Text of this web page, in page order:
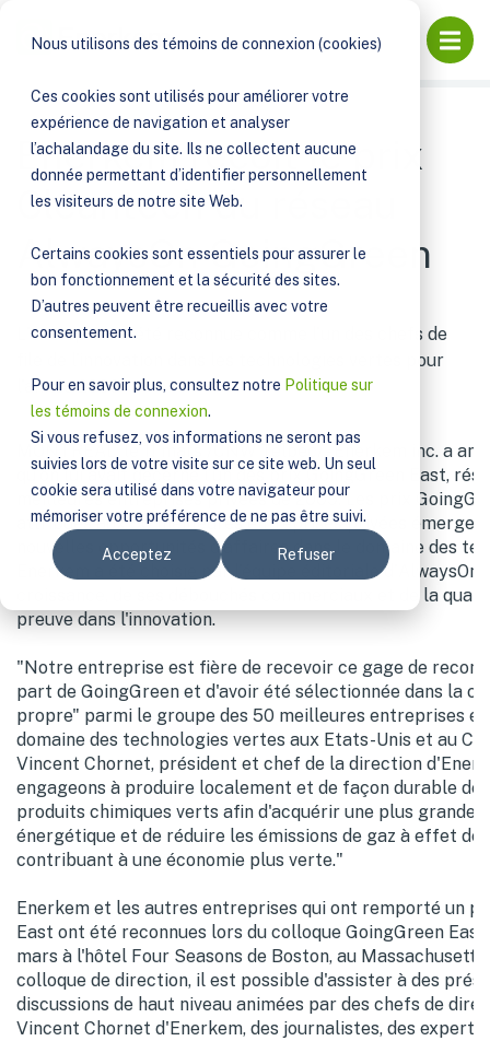
Nous utilisons des témoins de connexion (cookies)
Ces cookies sont utilisés pour améliorer votre
expérience de navigation et analyser
l’achalandage du site. Ils ne collectent aucune
donnée permettant d’identifier personnellement
les visiteurs de notre site Web.
Certains cookies sont essentiels pour assurer le
bon fonctionnement et la sécurité des sites.
D’autres peuvent être recueillis avec votre
consentement.
Pour en savoir plus, consultez notre Politique sur
les témoins de connexion.
Si vous refusez, vos informations ne seront pas
suivies lors de votre visite sur ce site web. Un seul
cookie sera utilisé dans votre navigateur pour
mémoriser votre préférence de ne pas être suivi.
Acceptez Refuser
ENERKEM REÇOIT LE PRIX CLEANTECH DU RÉSEAU
Enerkem reçoit le prix
Cleantech du réseau
AlwaysOn GoingGreen
L'entreprise a été reconnue comme l'un des chefs de
file de l'innovation dans les technologies vertes pour
l'année 2009
MONTREAL, le 11 mars /CNW Telbec/ - Enerkem inc. a
qu'on lui avait décerné l'un des prix GoingGreen East,
meilleures entreprises privées de 2009. Les prix
attribués aux 50 meilleures entreprises privées
nouvelles opportunités d'affaires dans le domaine des
Enerkem a été choisie par l'équipe éditoriale
croissance, de ses débouchés commerciaux et de la
preuve dans l'innovation.
"Notre entreprise est fière de recevoir ce gage de
part de GoingGreen et d'avoir été sélectionnée dans la
propre" parmi le groupe des 50 meilleures entreprises
domaine des technologies vertes aux Etats-Unis et au
Vincent Chornet, président et chef de la direction
engageons à produire localement et de façon durable
produits chimiques verts afin d'acquérir une plus grande
énergétique et de réduire les émissions de gaz à effet de
contribuant à une économie plus verte."
Enerkem et les autres entreprises qui ont remporté un
East ont été reconnues lors du colloque GoingGreen
mars à l'hôtel Four Seasons de Boston, au
colloque de direction, il est possible d'assister à des
discussions de haut niveau animées par des chefs de
Vincent Chornet d'Enerkem, des journalistes, des experts